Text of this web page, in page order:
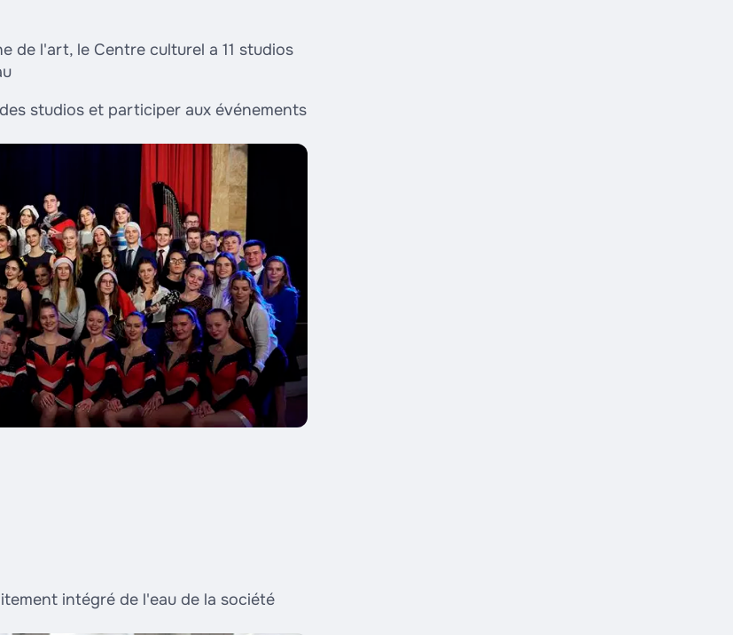
de l'art, le Centre culturel a 11 studios
studios et participer aux événements
intégré de l'eau de la société